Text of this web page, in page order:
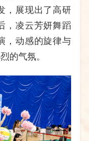
，展现出了高研
，凌云芳妍舞蹈
，动感的旋律与
的气氛。